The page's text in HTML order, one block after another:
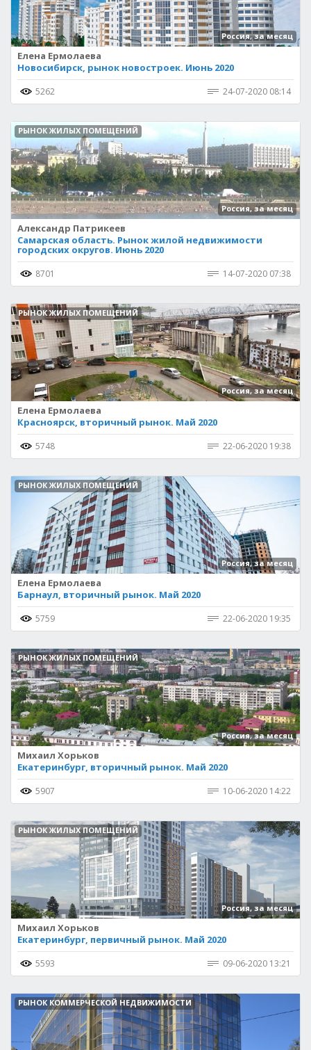
Россия, за месяц
Елена Ермолаева
Новосибирск, рынок новостроек. Июнь 2020
5262 24-07-2020 08:14
РЫНОК ЖИЛЫХ ПОМЕЩЕНИЙ
Россия, за месяц
Александр Патрикеев
Самарская область. Рынок жилой недвижимости
городских округов. Июнь 2020
8701 14-07-2020 07:38
РЫНОК ЖИЛЫХ ПОМЕЩЕНИЙ
Россия, за месяц
Елена Ермолаева
Красноярск, вторичный рынок. Май 2020
5748 22-06-2020 19:38
РЫНОК ЖИЛЫХ ПОМЕЩЕНИЙ
Россия, за месяц
Елена Ермолаева
Барнаул, вторичный рынок. Май 2020
5759 22-06-2020 19:35
РЫНОК ЖИЛЫХ ПОМЕЩЕНИЙ
Россия, за месяц
Михаил Хорьков
Екатеринбург, вторичный рынок. Май 2020
5907 10-06-2020 14:22
РЫНОК ЖИЛЫХ ПОМЕЩЕНИЙ
Россия, за месяц
Михаил Хорьков
Екатеринбург, первичный рынок. Май 2020
5593 09-06-2020 13:21
РЫНОК КОММЕРЧЕСКОЙ НЕДВИЖИМОСТИ